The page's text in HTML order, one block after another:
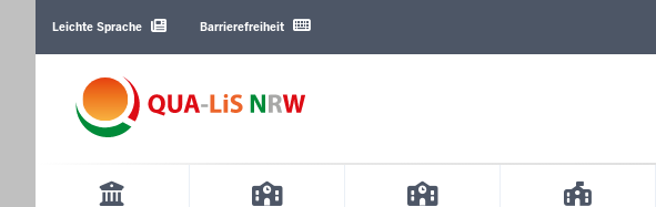
Sprachen
Leichte Sprache Barrierefreiheit